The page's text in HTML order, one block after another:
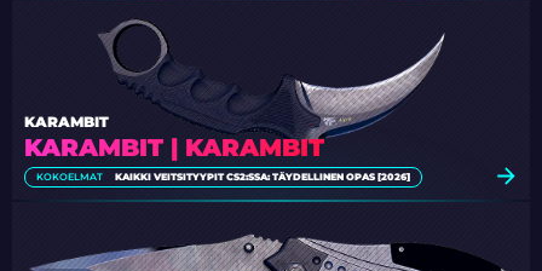
KARAMBIT | KARAMBIT
KARAMBIT
KOKOELMAT KAIKKI VEITSITYYPIT CS2:SSA: TÄYDELLINEN OPAS [2026]